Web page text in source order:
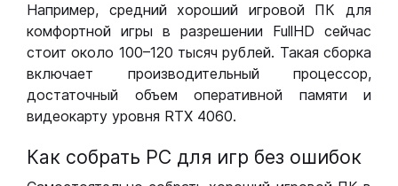
Например, средний хороший игровой ПК для
комфортной игры в разрешении FullHD сейчас
стоит около 100–120 тысяч рублей. Такая сборка
включает производительный процессор,
достаточный объем оперативной памяти и
видеокарту уровня RTX 4060.
Как собрать РС для игр без ошибок